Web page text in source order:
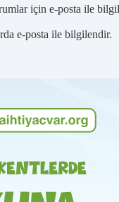
için e-posta ile
e-posta ile bilgilendir.